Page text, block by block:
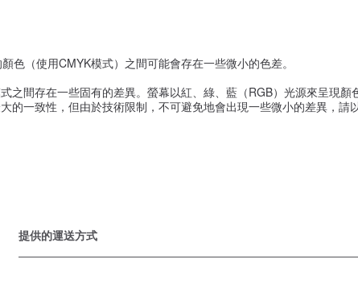
色（使用CMYK模式）之間可能會存在一些微小的色差。
之間存在一些固有的差異。螢幕以紅、綠、藍（RGB）光源來呈現
的一致性，但由於技術限制，不可避免地會出現一些微小的差異，請
提供的運送方式